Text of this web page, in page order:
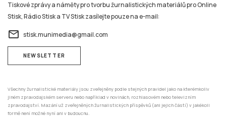
Tiskové zprávy a náměty pro tvorbu žurnalistických materiálů pro Online
Stisk, Rádio Stisk a TV Stisk zasílejte pouze na e-mail:
email stisk.munimedia@gmail.com
NEWSLETTER
Všechny žurnalistické materiály jsou zveřejněny podle stejných pravidel jako na kterémkoliv
jiném zpravodajském serveru nebo například v novinách, rozhlasovém nebo televizním
zpravodajství. Mazání už zveřejněných žurnalistických příspěvků (ani jejich částí) v jakékoli
formě není možné nyní ani v budoucnu.